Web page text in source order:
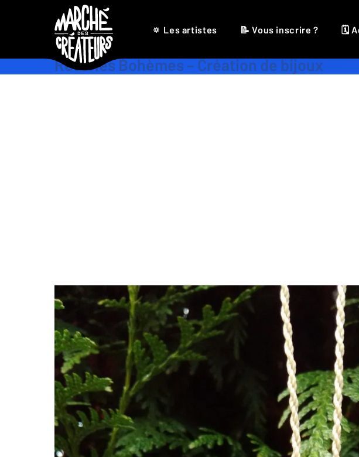
🔅 Les artistes 📝 Vous inscrire ? 🗓
Rêveries Bohèmes – Création de bijoux